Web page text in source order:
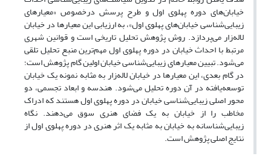
خیابان‌های دوره پهلوی اول و طرح پرسش درخصوص «معیارهای
زیبایی‌شناسی خیابان‌های پهلوی اول»، به ارزیابی این معیارها در خیابان
لاله‌زار می‌پردازد. روش پژوهش تحلیل تاریخی است و قوانین شهری
مرتبط با احداث خیابان در دوره پهلوی اول مهم‌ترین منبع تحلیل تلقی
می‌شود. تبیین معیارهای زیبایی‌شناسی خیابان‌ اولین گام پژوهش است؛
در گام بعدی، این معیارها در خیابان لاله‌زار به مثابه نمونه یک خیابان
توسعه‌یافته در آن دوره تحلیل می‌شود. هندسه و ابعاد تجسمی، دو
محور اصلی زیبایی‌شناسی خیابان در دوره پهلوی اول هستند که ادراک
مخاطب را از خیابان به یک فضای هنری سوق می‌دهند. نگاه
زیبایی‌شناسانه به خیابان به مثابه یک اثر هنری در دوره پهلوی اول از
نتایج اصلی پژوهش است.